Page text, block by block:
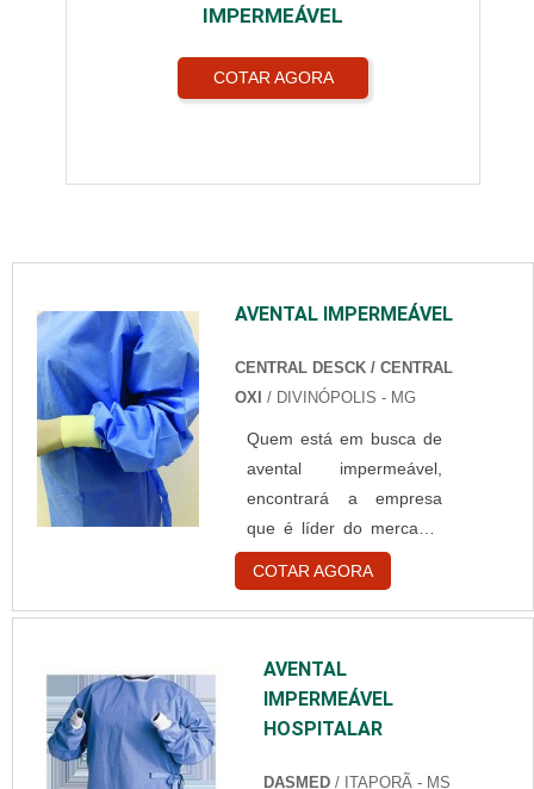
IMPERMEÁVEL
COTAR AGORA
AVENTAL IMPERMEÁVEL
CENTRAL DESCK / CENTRAL
OXI / DIVINÓPOLIS - MG
Quem está em busca de
avental impermeável,
encontrará a empresa
que é líder do mercado.
Elaborando um
orçamento detalhado no
portal Soluções
líder do
segmento.DIFERENCIAIS
IMPORTANTES DE
COTAR AGORA
AVENTAL
IMPERMEÁVEL
HOSPITALAR
DASMED / ITAPORÃ - MS